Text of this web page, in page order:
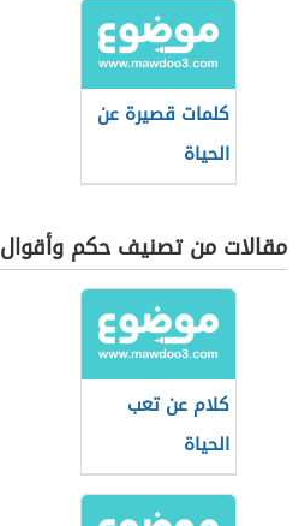
كلمات قصيرة عن
الحياة
مقالات من تصنيف حكم وأقوال
كلام عن تعب
الحياة